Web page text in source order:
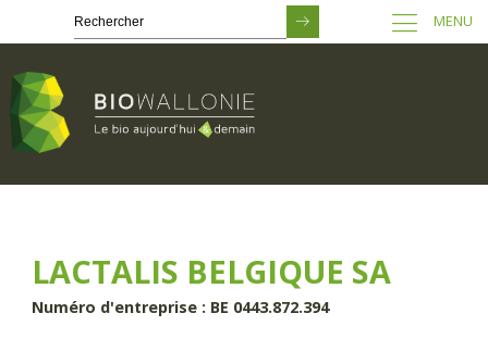
principal
MENU
LACTALIS BELGIQUE SA
Numéro d'entreprise : BE 0443.872.394